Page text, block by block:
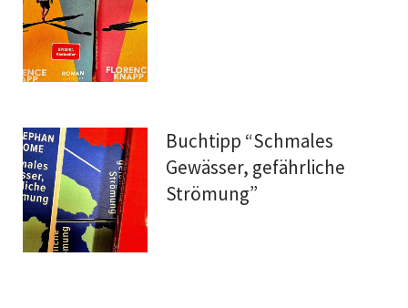
Buchtipp “Schmales
Gewässer, gefährliche
Strömung”